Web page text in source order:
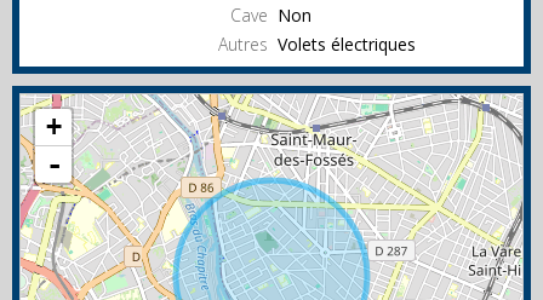
Cave Non
Autres Volets électriques
+
-